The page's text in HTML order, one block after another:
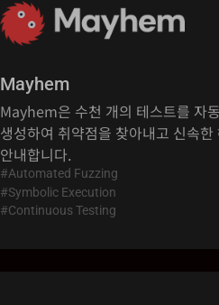
Mayhem
Mayhem은 수천 개의 테스트를 자
생성하여 취약점을 찾아내고 신속한
안내합니다.
#Automated Fuzzing
#Symbolic Execution
#Continuous Testing